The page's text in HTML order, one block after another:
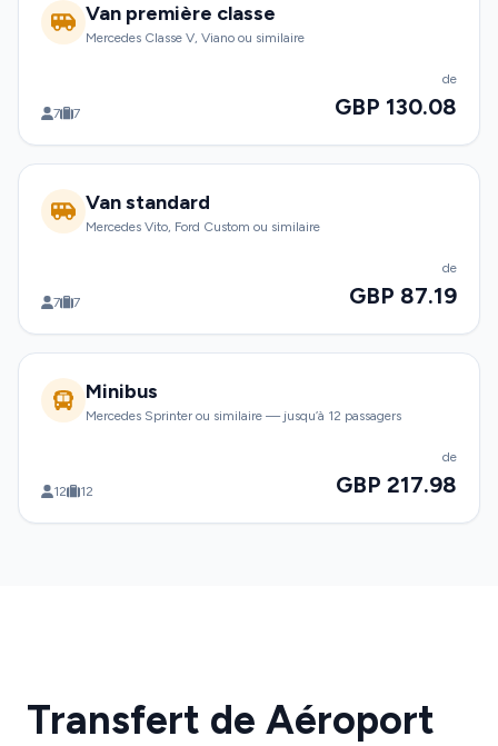
Van première classe
Mercedes Classe V, Viano ou similaire
7 7
de
GBP 130.08
Van standard
Mercedes Vito, Ford Custom ou similaire
7 7
de
GBP 87.19
Minibus
Mercedes Sprinter ou similaire — jusqu’à 12 passagers
12 12
de
GBP 217.98
Transfert de Aéroport